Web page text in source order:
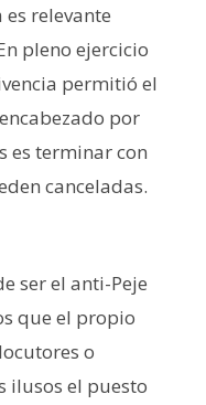
relevante
pleno ejercicio
permitió el
por
es terminar con
canceladas.
ser el anti-Peje
que el propio
o
ilusos el puesto